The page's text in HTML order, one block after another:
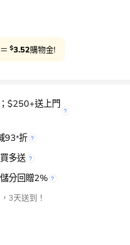
$3.52購物金!
$250+送上門
93*折
多送
分回贈2%
3天送到！